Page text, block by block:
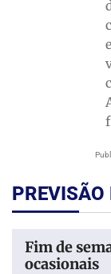
PREVISÃO
Fim de
ocasionais